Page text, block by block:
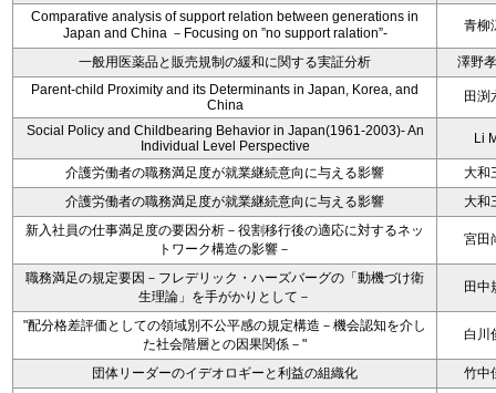
Comparative analysis of support relation between generations in
Japan and China －Focusing on ”no support ralation”-
青柳
一般用医薬品と販売規制の緩和に関する実証分析
澤野
Parent-child Proximity and its Determinants in Japan, Korea, and
China
田渕
Social Policy and Childbearing Behavior in Japan(1961-2003)- An
Individual Level Perspective
Li
介護労働者の職務満足度が就業継続意向に与える影響
大和
介護労働者の職務満足度が就業継続意向に与える影響
大和
新入社員の仕事満足度の要因分析－役割移行後の適応に対するネッ
トワーク構造の影響－
宮田
職務満足の規定要因－フレデリック・ハーズバーグの「動機づけ衛
生理論」を手がかりとして－
田中
"配分格差評価としての領域別不公平感の規定構造－機会認知を介し
た社会階層との因果関係－"
白川
団体リーダーのイデオロギーと利益の組織化
竹中